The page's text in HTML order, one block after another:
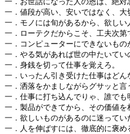
一．値段が高い、安いではなく、大
一．モノには旬があるから、欲しい
一．ローテクだからこそ、工夫次第
一．コンピューターにできないもの
一．やる気があれば世の中たいてい
一．身銭を切って仕事を覚えろ。
一．いったん引き受けた仕事はどん
一．洒落をかましながらグサッと言
一．仕事に打ち込んでりゃ、誰でも
一．製品ができてから、その価値
一．欲しいものがあるのに迷ってい
一．人を伸ばすには、徹底的に褒め